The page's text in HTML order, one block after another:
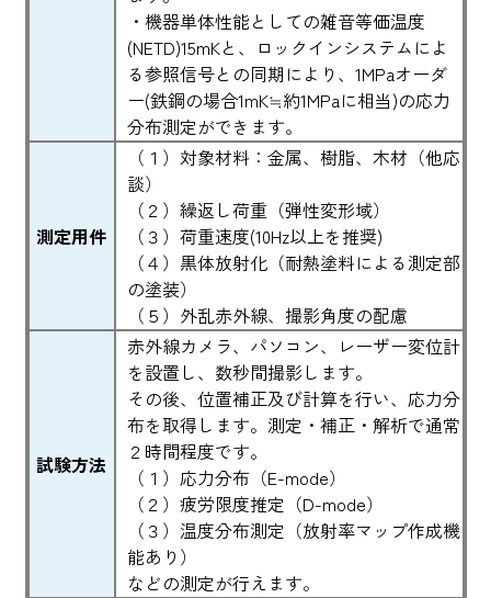
・機器単体性能としての雑音等価温度
(NETD)15mKと、ロックインシステムによ
る参照信号との同期により、1MPaオーダ
ー(鉄鋼の場合1mK≒約1MPaに相当)の応力
分布測定ができます。
測定用件
（１）対象材料：金属、樹脂、木材（他応
談）
（２）繰返し荷重（弾性変形域）
（３）荷重速度(10Hz以上を推奨)
（４）黒体放射化（耐熱塗料による測定部
の塗装）
（５）外乱赤外線、撮影角度の配慮
試験方法
赤外線カメラ、パソコン、レーザー変位計
を設置し、数秒間撮影します。
その後、位置補正及び計算を行い、応力分
布を取得します。測定・補正・解析で通常
２時間程度です。
（１）応力分布（E-mode）
（２）疲労限度推定（D-mode）
（３）温度分布測定（放射率マップ作成機
能あり）
などの測定が行えます。